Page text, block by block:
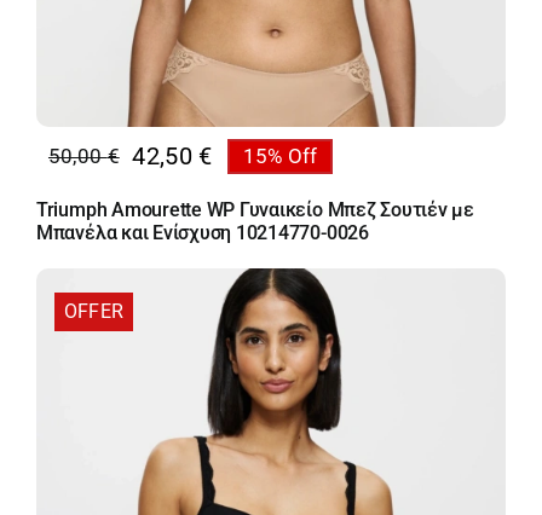
50,00€
Original
price
was:
42,50 €
Η
τρέχουσα
τιμή
42,50 €.
15% Off
Triumph Amourette WP Γυναικείο Μπεζ Σουτιέν με
Μπανέλα και Ενίσχυση 10214770-0026
OFFER